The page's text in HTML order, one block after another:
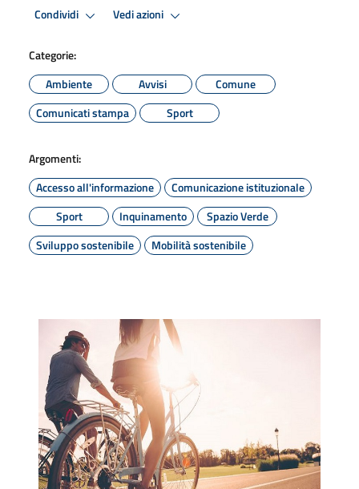
Condividi Vedi azioni
Categorie:
Ambiente
Avvisi
Comune
Comunicati stampa
Sport
Argomenti:
Accesso all'informazione
Comunicazione istituzionale
Sport
Inquinamento
Spazio Verde
Sviluppo sostenibile
Mobilità sostenibile